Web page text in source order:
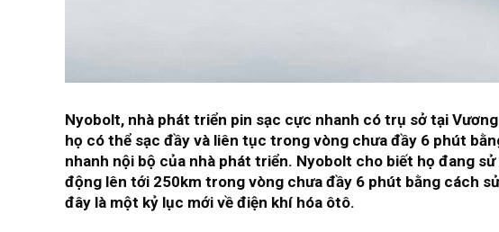
Nyobolt, nhà phát triển pin sạc cực nhanh có trụ sở tại
họ có thể sạc đầy và liên tục trong vòng chưa đầy 6 phút
nhanh nội bộ của nhà phát triển. Nyobolt cho biết họ đang
động lên tới 250km trong vòng chưa đầy 6 phút bằng cách
đây là một kỷ lục mới về điện khí hóa ôtô.